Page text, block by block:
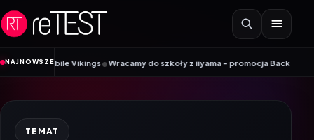
Przejdź do treści
NAJNOWSZE
Mobile Vikings•Wracamy do szkoły z iiyama – promocja Back to School
TEMAT